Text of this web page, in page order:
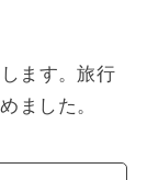
ます。旅行
ました。